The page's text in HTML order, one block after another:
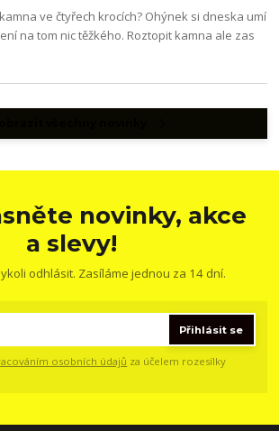
ve čtyřech krocích? Ohýnek si dneska umí
na tom nic těžkého. Roztopit kamna ale zas
novinky, akce
a slevy!
odhlásit. Zasíláme jednou za 14 dní.
Přihlásit se
osobních údajů za účelem rozesílky